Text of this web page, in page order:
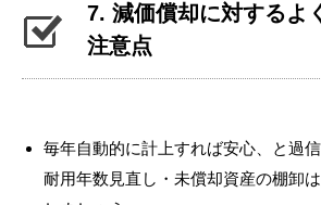
7. 減価償却に対するよ
注意点
毎年自動的に計上すれば安心、と過信
耐用年数見直し・未償却資産の棚卸